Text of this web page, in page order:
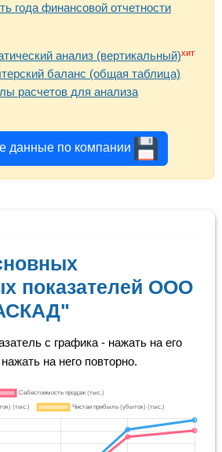
года финансовой отчетности
анализ (вертикальный)хит
баланс (общая таблица)
расчетов для анализа
данные по компании
показателей ООО
с графика - нажать на его
на него повторно.